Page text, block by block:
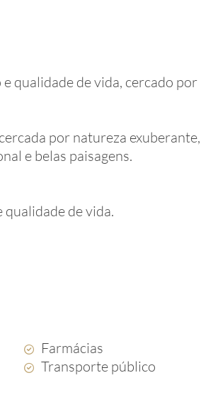
qualidade de vida, cercado por
por natureza exuberante,
e belas paisagens.
de vida.
Farmácias
Transporte público